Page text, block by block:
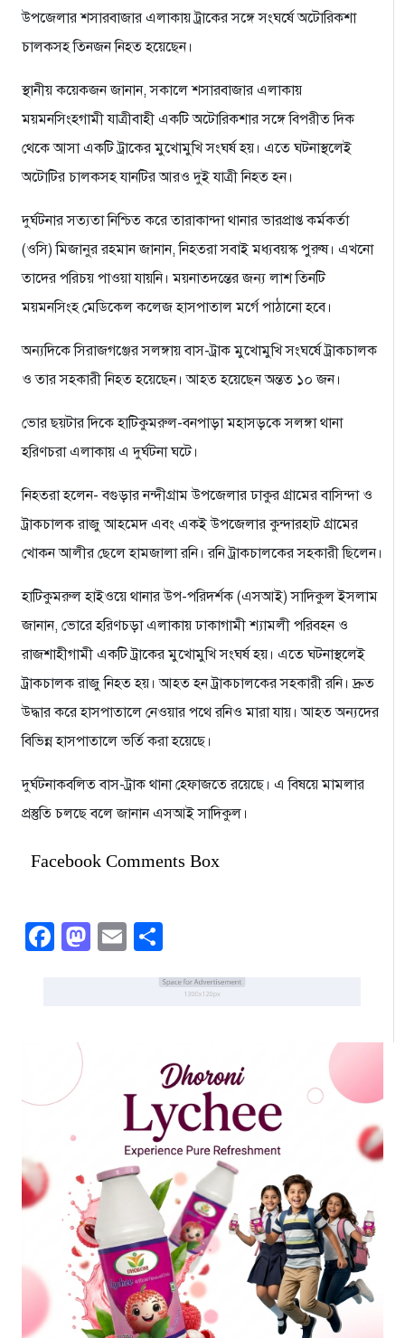
উপজেলার শসারবাজার এলাকায় ট্রাকের সঙ্গে সংঘর্ষে অটোরিকশা
চালকসহ তিনজন নিহত হয়েছেন।
স্থানীয় কয়েকজন জানান, সকালে শসারবাজার এলাকায়
ময়মনসিংহগামী যাত্রীবাহী একটি অটোরিকশার সঙ্গে বিপরীত দিক
থেকে আসা একটি ট্রাকের মুখোমুখি সংঘর্ষ হয়। এতে ঘটনাস্থলেই
অটোটির চালকসহ যানটির আরও দুই যাত্রী নিহত হন।
দুর্ঘটনার সত্যতা নিশ্চিত করে তারাকান্দা থানার ভারপ্রাপ্ত কর্মকর্তা
(ওসি) মিজানুর রহমান জানান, নিহতরা সবাই মধ্যবয়স্ক পুরুষ। এখনো
তাদের পরিচয় পাওয়া যায়নি। ময়নাতদন্তের জন্য লাশ তিনটি
ময়মনসিংহ মেডিকেল কলেজ হাসপাতাল মর্গে পাঠানো হবে।
অন্যদিকে সিরাজগঞ্জের সলঙ্গায় বাস-ট্রাক মুখোমুখি সংঘর্ষে ট্রাকচালক
ও তার সহকারী নিহত হয়েছেন। আহত হয়েছেন অন্তত ১০ জন।
ভোর ছয়টার দিকে হাটিকুমরুল-বনপাড়া মহাসড়কে সলঙ্গা থানা
হরিণচরা এলাকায় এ দুর্ঘটনা ঘটে।
নিহতরা হলেন- বগুড়ার নন্দীগ্রাম উপজেলার ঢাকুর গ্রামের বাসিন্দা ও
ট্রাকচালক রাজু আহমেদ এবং একই উপজেলার কুন্দারহাট গ্রামের
খোকন আলীর ছেলে হামজালা রনি। রনি ট্রাকচালকের সহকারী ছিলেন।
হাটিকুমরুল হাইওয়ে থানার উপ-পরিদর্শক (এসআই) সাদিকুল ইসলাম
জানান, ভোরে হরিণচড়া এলাকায় ঢাকাগামী শ্যামলী পরিবহন ও
রাজশাহীগামী একটি ট্রাকের মুখোমুখি সংঘর্ষ হয়। এতে ঘটনাস্থলেই
ট্রাকচালক রাজু নিহত হয়। আহত হন ট্রাকচালকের সহকারী রনি। দ্রুত
উদ্ধার করে হাসপাতালে নেওয়ার পথে রনিও মারা যায়। আহত অন্যদের
বিভিন্ন হাসপাতালে ভর্তি করা হয়েছে।
দুর্ঘটনাকবলিত বাস-ট্রাক থানা হেফাজতে রয়েছে। এ বিষয়ে মামলার
প্রস্তুতি চলছে বলে জানান এসআই সাদিকুল।
Facebook Comments Box
Facebook
Mastodon
Email